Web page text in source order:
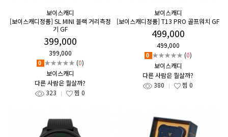
보이스캐디
[보이스캐디정품] SL MINI 블랙 거리측정
기 GF
399,000
399,000
0 ★★★★★ (0)
보이스캐디
다른 사람은 뭘살까?
323
찜 0
보이스캐디
[보이스캐디정품] T13 PRO 골프워치 GF
499,000
499,000
0 ★★★★★ (0)
보이스캐디
다른 사람은 뭘살까?
380
찜 0